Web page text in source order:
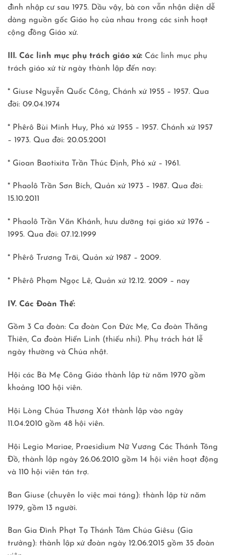
đình nhập cư sau 1975. Dầu vậy, bà con vẫn nhận diện dễ
dàng nguồn gốc Giáo họ của nhau trong các sinh hoạt
cộng đồng Giáo xứ.
III. Các linh mục phụ trách giáo xứ: Các linh mục phụ
trách giáo xứ từ ngày thành lập đến nay:
* Giuse Nguyễn Quốc Công, Chánh xứ 1955 – 1957. Qua
đời: 09.04.1974
* Phêrô Bùi Minh Huy, Phó xứ 1955 – 1957. Chánh xứ 1957
– 1973. Qua đời: 20.05.2001
* Gioan Baotixita Trần Thúc Ðịnh, Phó xứ – 1961.
* Phaolô Trần Sơn Bích, Quản xứ 1973 – 1987. Qua đời:
15.10.2011
* Phaolô Trần Văn Khánh, hưu dưỡng tại giáo xứ 1976 –
1995. Qua đời: 07.12.1999
* Phêrô Trương Trãi, Quản xứ 1987 – 2009.
* Phêrô Phạm Ngọc Lê, Quản xứ 12.12. 2009 – nay
IV. Các Đoàn Thể:
Gồm 3 Ca đoàn: Ca đoàn Con Đức Mẹ, Ca đoàn Thăng
Thiên, Ca đoàn Hiển Linh (thiếu nhi). Phụ trách hát lễ
ngày thường và Chúa nhật.
Hội các Bà Mẹ Công Giáo thành lập từ năm 1970 gồm
khoảng 100 hội viên.
Hội Lòng Chúa Thương Xót thành lập vào ngày
11.04.2010 gồm 48 hội viên.
Hội Legio Mariae, Praesidium Nữ Vương Các Thánh Tông
Đồ, thành lập ngày 26.06.2010 gồm 14 hội viên hoạt động
và 110 hội viên tán trợ.
Ban Giuse (chuyên lo việc mai táng): thành lập từ năm
1979, gồm 13 người.
Ban Gia Đình Phạt Tạ Thánh Tâm Chúa Giêsu (Gia
trưởng): thành lập xứ đoàn ngày 12.06.2015 gồm 35 đoàn